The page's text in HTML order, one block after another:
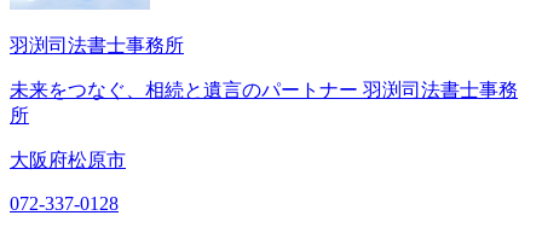
羽渕司法書士事務所
未来をつなぐ、相続と遺言のパートナー 羽渕司法書士事務
所
大阪府松原市
072-337-0128